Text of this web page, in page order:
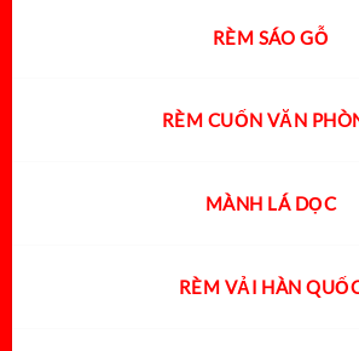
RÈM SÁO GỖ
RÈM CUỐN VĂN
MÀNH LÁ DỌC
RÈM VẢI HÀN